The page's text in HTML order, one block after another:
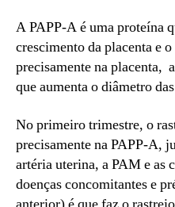
A PAPP-A é uma proteína
crescimento da placenta e
precisamente na placenta,
que aumenta o diâmetro
No primeiro trimestre, o
precisamente na PAPP-A,
artéria uterina, a PAM e as
doenças concomitantes e